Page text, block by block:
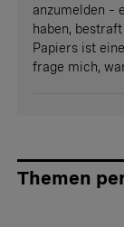
anzumelden –
haben,
Papiers ist
frage mich,
Themen